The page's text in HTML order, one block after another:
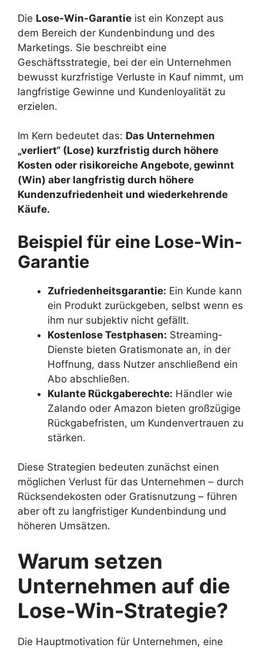
Die Lose-Win-Garantie ist ein Konzept aus
dem Bereich der Kundenbindung und des
Marketings. Sie beschreibt eine
Geschäftsstrategie, bei der ein Unternehmen
bewusst kurzfristige Verluste in Kauf nimmt, um
langfristige Gewinne und Kundenloyalität zu
erzielen.
Im Kern bedeutet das: Das Unternehmen
„verliert“ (Lose) kurzfristig durch höhere
Kosten oder risikoreiche Angebote, gewinnt
(Win) aber langfristig durch höhere
Kundenzufriedenheit und wiederkehrende
Käufe.
Beispiel für eine Lose-Win-
Garantie
Zufriedenheitsgarantie: Ein Kunde kann
ein Produkt zurückgeben, selbst wenn es
ihm nur subjektiv nicht gefällt.
Kostenlose Testphasen: Streaming-
Dienste bieten Gratismonate an, in der
Hoffnung, dass Nutzer anschließend ein
Abo abschließen.
Kulante Rückgaberechte: Händler wie
Zalando oder Amazon bieten großzügige
Rückgabefristen, um Kundenvertrauen zu
stärken.
Diese Strategien bedeuten zunächst einen
möglichen Verlust für das Unternehmen – durch
Rücksendekosten oder Gratisnutzung – führen
aber oft zu langfristiger Kundenbindung und
höheren Umsätzen.
Warum setzen
Unternehmen auf die
Lose-Win-Strategie?
Die Hauptmotivation für Unternehmen, eine